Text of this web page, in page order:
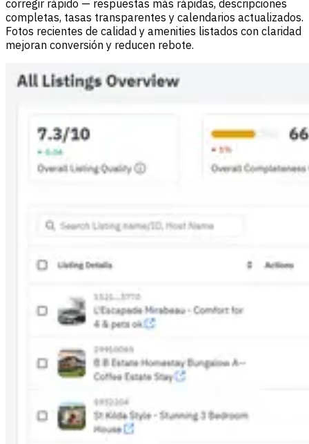
corregir rápido — respuestas más rápidas, descripciones
completas, tasas transparentes y calendarios actualizados.
Fotos recientes de calidad y amenities listados con claridad
mejoran conversión y reducen rebote.